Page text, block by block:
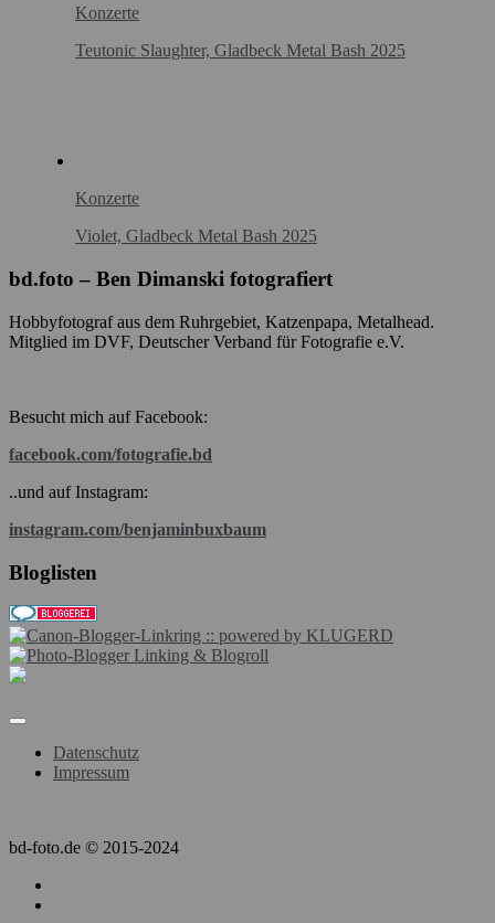
Konzerte
Teutonic Slaughter, Gladbeck Metal Bash 2025
Konzerte
Violet, Gladbeck Metal Bash 2025
bd.foto – Ben Dimanski fotografiert
Hobbyfotograf aus dem Ruhrgebiet, Katzenpapa, Metalhead.
Mitglied im DVF, Deutscher Verband für Fotografie e.V.
Besucht mich auf Facebook:
facebook.com/fotografie.bd
..und auf Instagram:
instagram.com/benjaminbuxbaum
Bloglisten
Datenschutz
Impressum
bd-foto.de © 2015-2024